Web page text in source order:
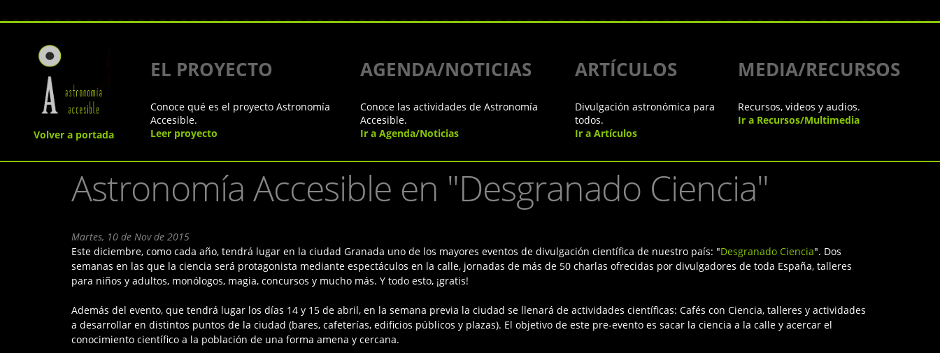
Volver a portada
EL PROYECTO AGENDA/NOTICIAS ARTÍCULOS MEDIA/RECURSOS
Conoce qué es el proyecto Astronomía
Accesible.
Leer proyecto
Conoce las actividades de Astronomía
Accesible.
Ir a Agenda/Noticias
Divulgación astronómica para
todos.
Ir a Artículos
Recursos, videos y audios.
Ir a Recursos/Multimedia
Astronomía Accesible en "Desgranado Ciencia"
Martes, 10 de Nov de 2015
Este diciembre, como cada año, tendrá lugar en la ciudad Granada uno de los mayores eventos de divulgación científica de nuestro país: "Desgranado Ciencia". Dos
semanas en las que la ciencia será protagonista mediante espectáculos en la calle, jornadas de más de 50 charlas ofrecidas por divulgadores de toda España, talleres
para niños y adultos, monólogos, magia, concursos y mucho más. Y todo esto, ¡gratis!
Además del evento, que tendrá lugar los días 14 y 15 de abril, en la semana previa la ciudad se llenará de actividades científicas: Cafés con Ciencia, talleres y actividades
a desarrollar en distintos puntos de la ciudad (bares, cafeterías, edificios públicos y plazas). El objetivo de este pre-evento es sacar la ciencia a la calle y acercar el
conocimiento científico a la población de una forma amena y cercana.